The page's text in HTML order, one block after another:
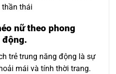
thần thái
nữ theo phong
động.
trẻ trung năng động là sự
mái và tính thời trang.